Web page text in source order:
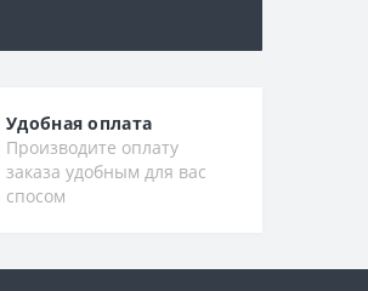
Удобная оплата
Производите оплату
заказа удобным для вас
спосом